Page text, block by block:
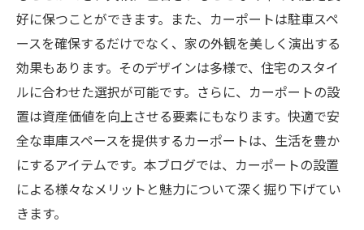
好に保つことができます。また、カーポートは駐車スペ
ースを確保するだけでなく、家の外観を美しく演出する
効果もあります。そのデザインは多様で、住宅のスタイ
ルに合わせた選択が可能です。さらに、カーポートの設
置は資産価値を向上させる要素にもなります。快適で安
全な車庫スペースを提供するカーポートは、生活を豊か
にするアイテムです。本ブログでは、カーポートの設置
による様々なメリットと魅力について深く掘り下げてい
きます。